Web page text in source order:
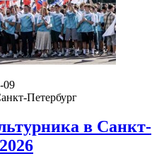
09
Петербург
в Санкт-